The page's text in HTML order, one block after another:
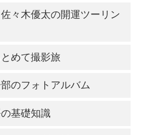
々木優太の開運ツーリン
めて撮影旅
のフォトアルバム
基礎知識